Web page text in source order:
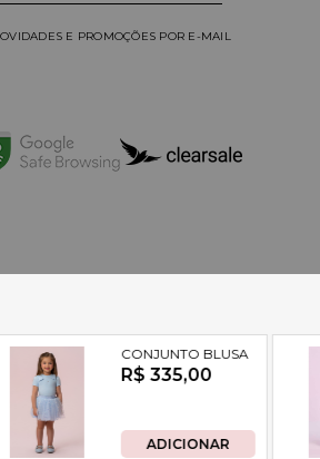
E PROMOÇÕES POR E-MAIL